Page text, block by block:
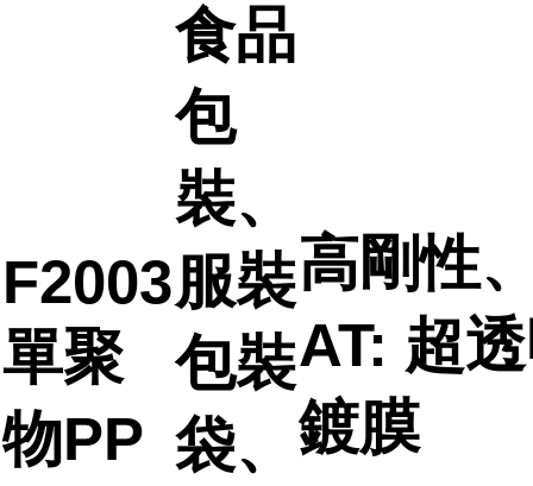
F2003
單聚
物PP
食品
包
裝、
服裝
包裝
袋、
高剛性
AT: 超
鍍膜